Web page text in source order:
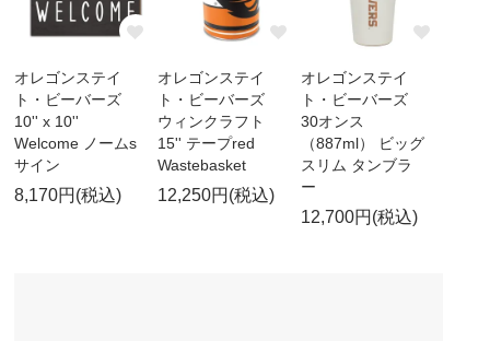
オレゴンステイ
ト・ビーバーズ
10'' x 10''
Welcome ノームs
サイン
8,170円(税込)
オレゴンステイ
ト・ビーバーズ
ウィンクラフト
15'' テープred
Wastebasket
12,250円(税込)
オレゴンステイ
ト・ビーバーズ
30オンス
（887ml） ビッグ
スリム タンブラ
ー
12,700円(税込)